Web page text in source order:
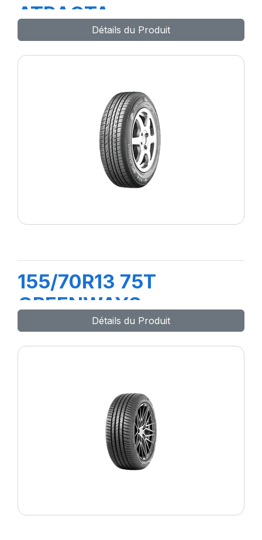
ATRACTA
Détails du Produit
155/70R13 75T
GREENWAYS
Détails du Produit